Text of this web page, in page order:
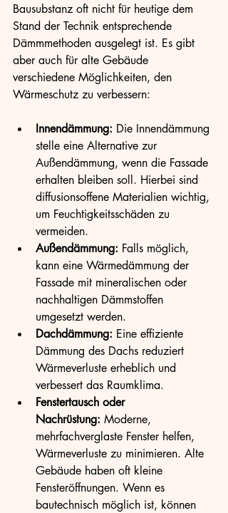
Bausubstanz oft nicht für heutige dem
Stand der Technik entsprechende
Dämmmethoden ausgelegt ist. Es gibt
aber auch für alte Gebäude
verschiedene Möglichkeiten, den
Wärmeschutz zu verbessern:
Innendämmung: Die Innendämmung
stelle eine Alternative zur
Außendämmung, wenn die Fassade
erhalten bleiben soll. Hierbei sind
diffusionsoffene Materialien wichtig,
um Feuchtigkeitsschäden zu
vermeiden.
Außendämmung: Falls möglich,
kann eine Wärmedämmung der
Fassade mit mineralischen oder
nachhaltigen Dämmstoffen
umgesetzt werden.
Dachdämmung: Eine effiziente
Dämmung des Dachs reduziert
Wärmeverluste erheblich und
verbessert das Raumklima.
Fenstertausch oder
Nachrüstung: Moderne,
mehrfachverglaste Fenster helfen,
Wärmeverluste zu minimieren. Alte
Gebäude haben oft kleine
Fensteröffnungen. Wenn es
bautechnisch möglich ist, können